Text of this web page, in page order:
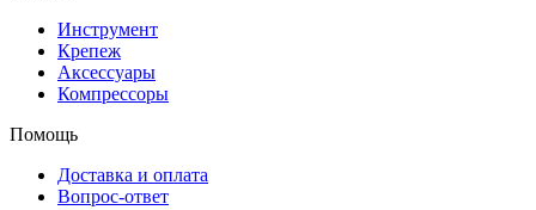
Инструмент
Крепеж
Аксессуары
Компрессоры
Помощь
Доставка и оплата
Вопрос-ответ